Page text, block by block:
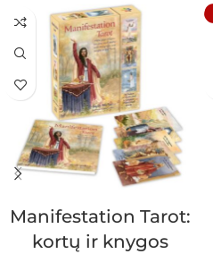
Manifestation Tarot:
kortų ir knygos